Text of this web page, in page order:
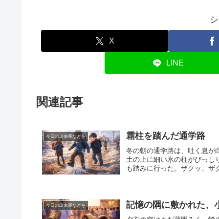
X
LINE
関連記事
今日の出来事などを 霜柱を踏んだ通学路
冬の朝の通学路は、吐く息が
土の上に細い氷の柱がびっし
も踏みに行った。ザクッ、
今日の出来事などを 記憶の隅に敷かれた、